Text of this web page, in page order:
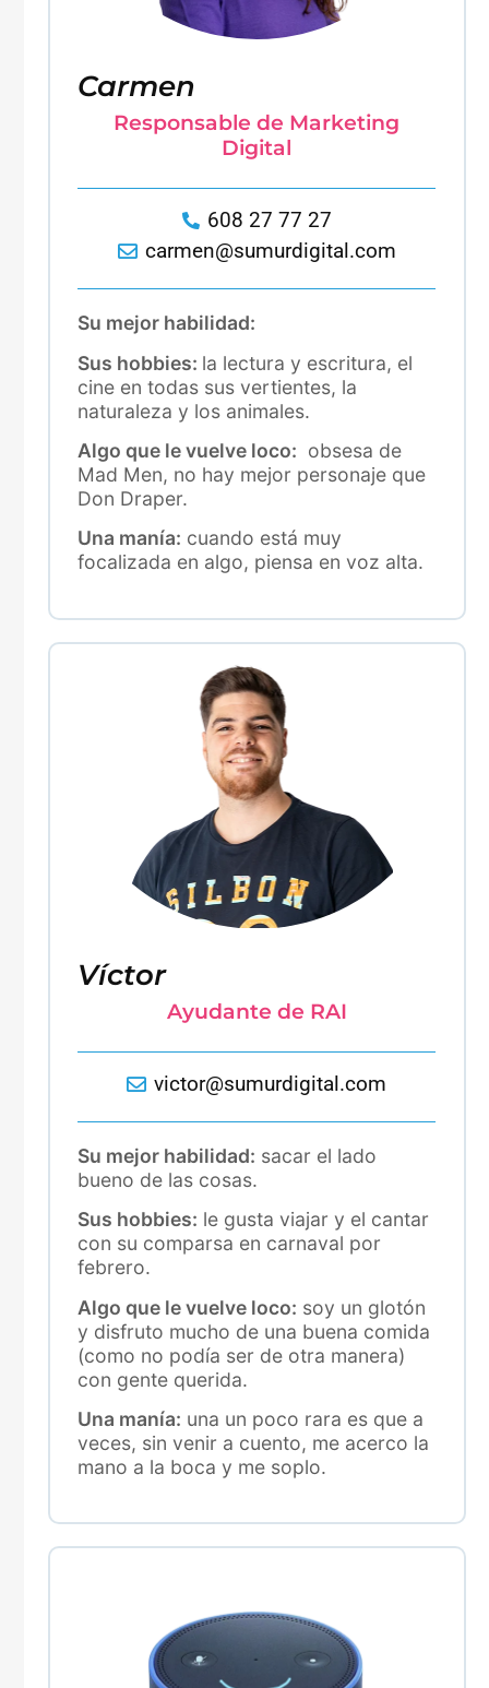
Carmen
Responsable de Marketing
Digital
608 27 77 27
carmen@sumurdigital.com
Su mejor habilidad:
Sus hobbies: la lectura y escritura, el
cine en todas sus vertientes, la
naturaleza y los animales.
Algo que le vuelve loco: obsesa de
Mad Men, no hay mejor personaje que
Don Draper.
Una manía: cuando está muy
focalizada en algo, piensa en voz alta.
Víctor
Ayudante de RAI
victor@sumurdigital.com
Su mejor habilidad: sacar el lado
bueno de las cosas.
Sus hobbies: le gusta viajar y el cantar
con su comparsa en carnaval por
febrero.
Algo que le vuelve loco: soy un glotón
y disfruto mucho de una buena comida
(como no podía ser de otra manera)
con gente querida.
Una manía: una un poco rara es que a
veces, sin venir a cuento, me acerco la
mano a la boca y me soplo.